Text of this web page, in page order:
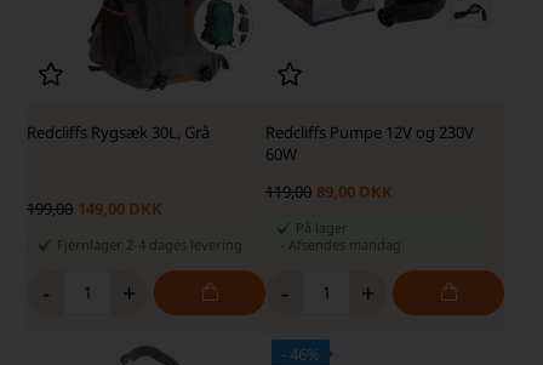
Redcliffs Rygsæk 30L, Grå
199,00 149,00 DKK
Fjernlager 2-4 dages levering
- +
Redcliffs Pumpe 12V og 230V
60W
119,00 89,00 DKK
På lager
Afsendes mandag
- +
- 46%
SKARP PRIS · SKARP PRIS